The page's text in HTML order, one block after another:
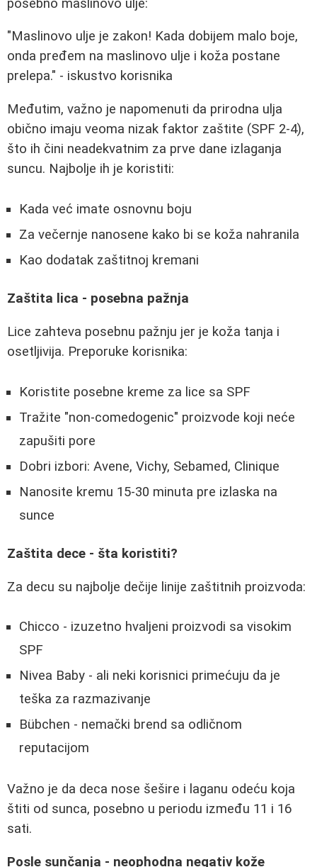
posebno maslinovo ulje:
"Maslinovo ulje je zakon! Kada dobijem malo boje,
onda pređem na maslinovo ulje i koža postane
prelepa." - iskustvo korisnika
Međutim, važno je napomenuti da prirodna ulja
obično imaju veoma nizak faktor zaštite (SPF 2-4),
što ih čini neadekvatnim za prve dane izlaganja
suncu. Najbolje ih je koristiti:
Kada već imate osnovnu boju
Za večernje nanosene kako bi se koža nahranila
Kao dodatak zaštitnoj kremani
Zaštita lica - posebna pažnja
Lice zahteva posebnu pažnju jer je koža tanja i
osetljivija. Preporuke korisnika:
Koristite posebne kreme za lice sa SPF
Tražite "non-comedogenic" proizvode koji neće
zapušiti pore
Dobri izbori: Avene, Vichy, Sebamed, Clinique
Nanosite kremu 15-30 minuta pre izlaska na
sunce
Zaštita dece - šta koristiti?
Za decu su najbolje dečije linije zaštitnih proizvoda:
Chicco - izuzetno hvaljeni proizvodi sa visokim
SPF
Nivea Baby - ali neki korisnici primećuju da je
teška za razmazivanje
Bübchen - nemački brend sa odličnom
reputacijom
Važno je da deca nose šešire i laganu odeću koja
štiti od sunca, posebno u periodu između 11 i 16
sati.
Posle sunčanja - neophodna negativ kože